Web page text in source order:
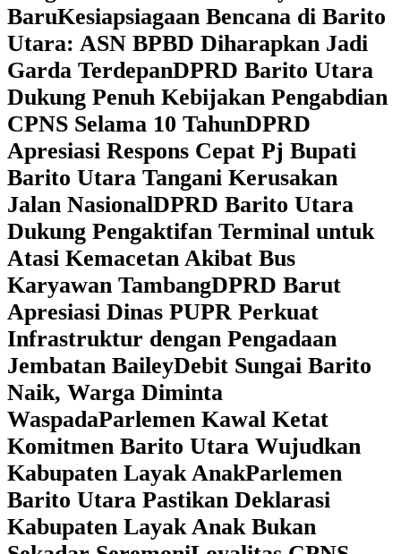
BaruKesiapsiagaan Bencana di Barito
Utara: ASN BPBD Diharapkan Jadi
Garda TerdepanDPRD Barito Utara
Dukung Penuh Kebijakan Pengabdian
CPNS Selama 10 TahunDPRD
Apresiasi Respons Cepat Pj Bupati
Barito Utara Tangani Kerusakan
Jalan NasionalDPRD Barito Utara
Dukung Pengaktifan Terminal untuk
Atasi Kemacetan Akibat Bus
Karyawan TambangDPRD Barut
Apresiasi Dinas PUPR Perkuat
Infrastruktur dengan Pengadaan
Jembatan BaileyDebit Sungai Barito
Naik, Warga Diminta
WaspadaParlemen Kawal Ketat
Komitmen Barito Utara Wujudkan
Kabupaten Layak AnakParlemen
Barito Utara Pastikan Deklarasi
Kabupaten Layak Anak Bukan